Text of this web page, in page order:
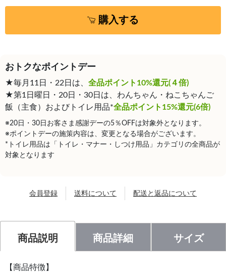
購入する
おトクなポイントデー
★毎月11日・22日は、 全品ポイント10%還元(４倍)
★第1日曜日・20日・30日は、わんちゃん・ねこちゃんご
飯（主食）およびトイレ用品*全品ポイント15%還元(6倍)
※20日・30日お客さま感謝デーの5％OFFは対象外となります。
※ポイントデーの施策内容は、変更となる場合がございます。
*トイレ用品は「トイレ・マナー・しつけ用品」カテゴリの全商品が
対象となります
会員登録 送料について 配送と返品について
商品説明 商品詳細 サイズ
【商品特徴】